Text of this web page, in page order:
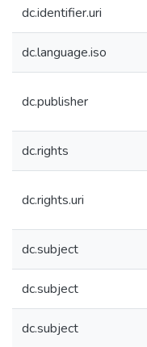
dc.identifier.uri
dc.language.iso
dc.publisher
dc.rights
dc.rights.uri
dc.subject
dc.subject
dc.subject